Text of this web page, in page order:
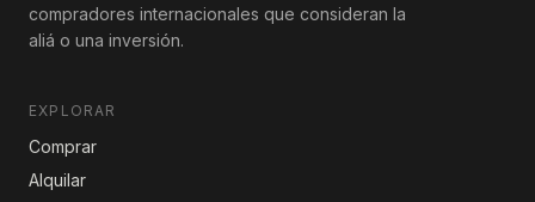
compradores internacionales que consideran la
aliá o una inversión.
EXPLORAR
Comprar
Alquilar